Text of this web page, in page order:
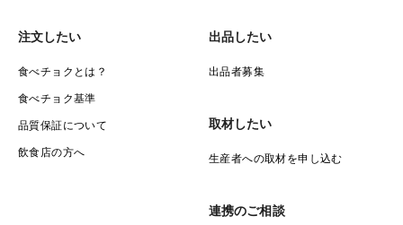
化学肥料は慣行栽培基準の1/3以下のみ使用し、パイ
持つ力で成長させています。
どなたでも安心して召し上がれる、健康なフルーツ作り
を
心掛けています。
注文したい
食べチョクとは？
食べチョク基準
品質保証について
飲食店の方へ
出品したい
出品者募集
取材したい
生産者への取材を申し込む
連携のご相談